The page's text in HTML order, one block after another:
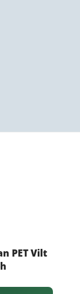
PET Vilt